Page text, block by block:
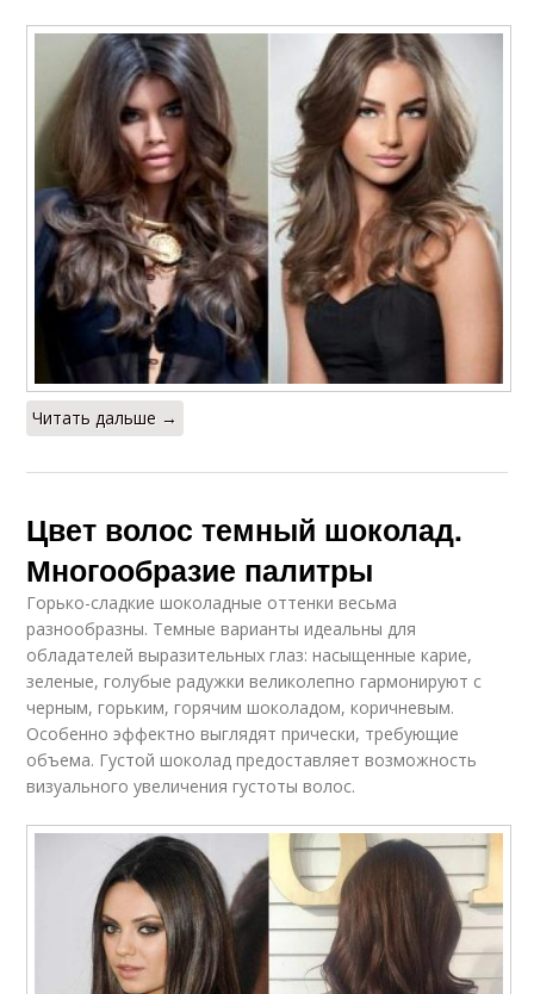
Читать дальше →
Цвет волос темный шоколад.
Многообразие палитры
Горько-сладкие шоколадные оттенки весьма
разнообразны. Темные варианты идеальны для
обладателей выразительных глаз: насыщенные карие,
зеленые, голубые радужки великолепно гармонируют с
черным, горьким, горячим шоколадом, коричневым.
Особенно эффектно выглядят прически, требующие
объема. Густой шоколад предоставляет возможность
визуального увеличения густоты волос.